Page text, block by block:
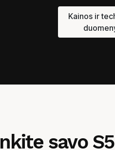
Kainos ir
savo